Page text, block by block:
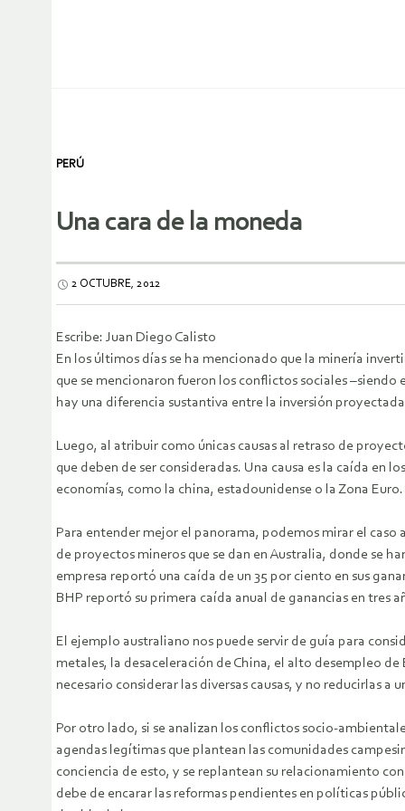
PERÚ
Una cara de la moneda
2 OCTUBRE, 2012
Escribe: Juan Diego Calisto
En los últimos días se ha mencionado que la minería
que se mencionaron fueron los conflictos sociales
hay una diferencia sustantiva entre la inversión
Luego, al atribuir como únicas causas al retraso de
que deben de ser consideradas. Una causa es la caída en
economías, como la china, estadounidense o la Zona
Para entender mejor el panorama, podemos mirar el
de proyectos mineros que se dan en Australia, donde se
empresa reportó una caída de un 35 por ciento en sus
BHP reportó su primera caída anual de ganancias en tres
El ejemplo australiano nos puede servir de guía para
metales, la desaceleración de China, el alto desempleo
necesario considerar las diversas causas, y no reducirlas a
Por otro lado, si se analizan los conflictos socio-
agendas legítimas que plantean las comunidades
conciencia de esto, y se replantean su relacionamiento
debe de encarar las reformas pendientes en políticas